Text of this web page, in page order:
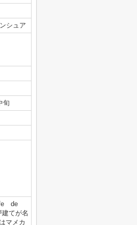
シュア
旬
de
てが名
マメカ